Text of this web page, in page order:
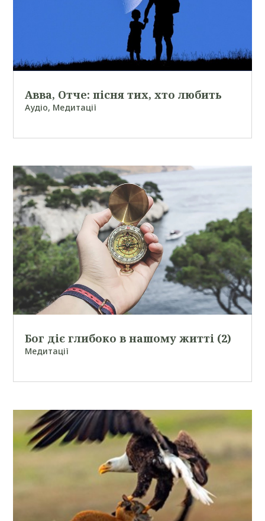
Авва, Отче: пісня тих, хто любить
Аудіо, Медитації
Бог діє глибоко в нашому житті (2)
Медитації